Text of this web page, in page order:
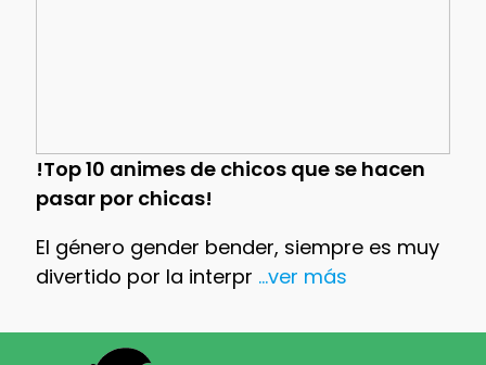
!Top 10 animes de chicos que se hacen
pasar por chicas!
El género gender bender, siempre es muy
divertido por la interpr ...ver más